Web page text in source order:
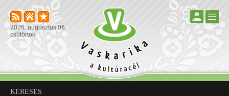
2026. augusztus 06.
csütörtök
KERESÉS